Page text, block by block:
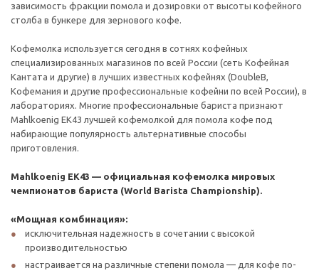
зависимость фракции помола и дозировки от высоты кофейного
столба в бункере для зернового кофе.
Кофемолка используется сегодня в сотнях кофейных
специализированных магазинов по всей России (сеть Кофейная
Кантата и другие) в лучших известных кофейнях (DoubleB,
Кофемания и другие профессиональные кофейни по всей России), в
лабораториях. Многие профессиональные бариста признают
Mahlkoenig ЕК43 лучшей кофемолкой для помола кофе под
набирающие популярность альтернативные способы
приготовления.
Mahlkoenig EK43 — официальная кофемолка мировых
чемпионатов бариста (World Barista Championship).
«Мощная комбинация»:
исключительная надежность в сочетании с высокой
производительностью
настраивается на различные степени помола — для кофе по-